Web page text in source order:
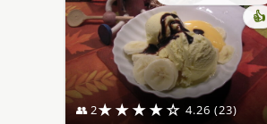
👥 2★★★★☆ 4.26 (23)
👍